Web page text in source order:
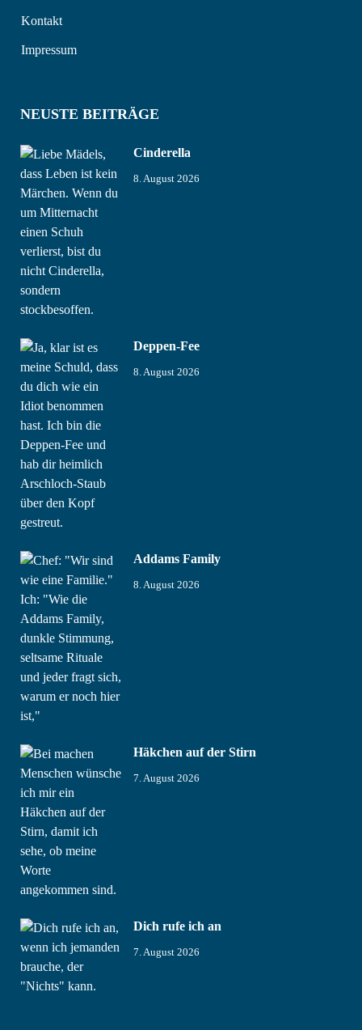
Kontakt
Impressum
NEUSTE BEITRÄGE
Cinderella
8. August 2026
Deppen-Fee
8. August 2026
Addams Family
8. August 2026
Häkchen auf der Stirn
7. August 2026
Dich rufe ich an
7. August 2026